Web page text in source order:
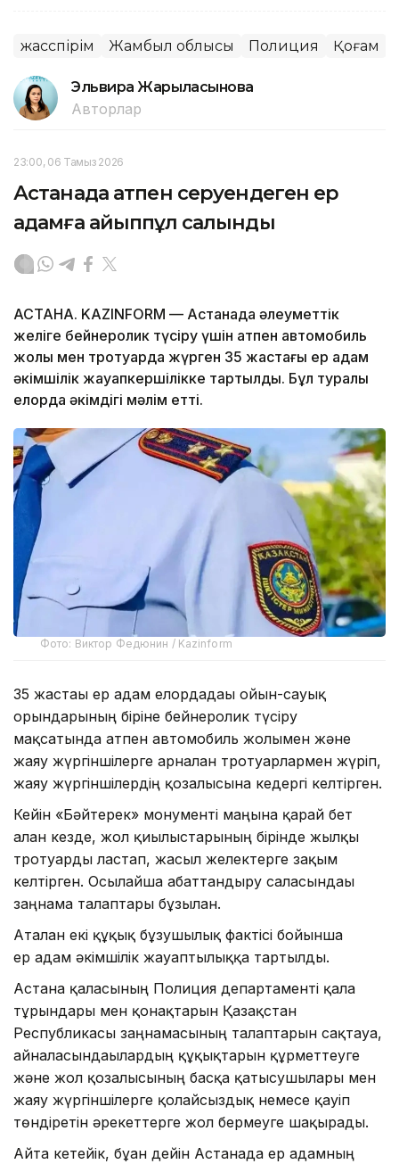
жасөспірім Жамбыл облысы Полиция Қоғам
Эльвира Жарылқасынова
Авторлар
23:00, 06 Тамыз 2026
Астанада атпен серуендеген ер
адамға айыппұл салынды
АСТАНА. KAZINFORM — Астанада әлеуметтік
желіге бейнеролик түсіру үшін атпен автомобиль
жолы мен тротуарда жүрген 35 жастағы ер адам
әкімшілік жауапкершілікке тартылды. Бұл туралы
елорда әкімдігі мәлім етті.
Фото: Виктор Федюнин / Kazinform
35 жастағы ер адам елордадағы ойын-сауық
орындарының біріне бейнеролик түсіру
мақсатында атпен автомобиль жолымен және
жаяу жүргіншілерге арналған тротуарлармен жүріп,
жаяу жүргіншілердің қозғалысына кедергі келтірген.
Кейін «Бәйтерек» монументі маңына қарай бет
алған кезде, жол қиылыстарының бірінде жылқы
тротуарды ластап, жасыл желектерге зақым
келтірген. Осылайша абаттандыру саласындағы
заңнама талаптары бұзылған.
Аталған екі құқық бұзушылық фактісі бойынша
ер адам әкімшілік жауаптылыққа тартылды.
Астана қаласының Полиция департаменті қала
тұрғындары мен қонақтарын Қазақстан
Республикасы заңнамасының талаптарын сақтауға,
айналасындағылардың құқықтарын құрметтеуге
және жол қозғалысының басқа қатысушылары мен
жаяу жүргіншілерге қолайсыздық немесе қауіп
төндіретін әрекеттерге жол бермеуге шақырады.
Айта кетейік, бұған дейін Астанада ер адамның